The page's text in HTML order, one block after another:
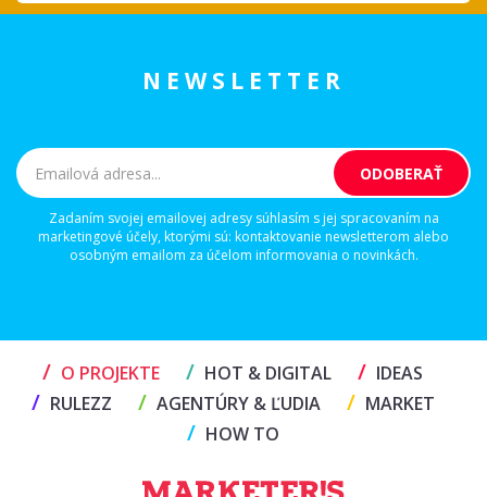
NEWSLETTER
Zadaním svojej emailovej adresy súhlasím s jej spracovaním na
marketingové účely, ktorými sú: kontaktovanie newsletterom alebo
osobným emailom za účelom informovania o novinkách.
/ O PROJEKTE / HOT & DIGITAL / IDEAS
/ RULEZZ / AGENTÚRY & ĽUDIA / MARKET
/ HOW TO